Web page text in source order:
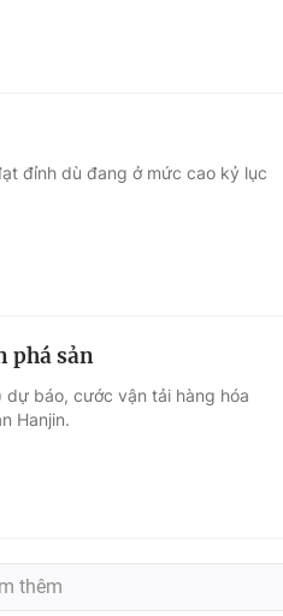
đỉnh dù đang ở mức cao kỷ lục
phá sản
dự báo, cước vận tải hàng hóa
Hanjin.
thêm